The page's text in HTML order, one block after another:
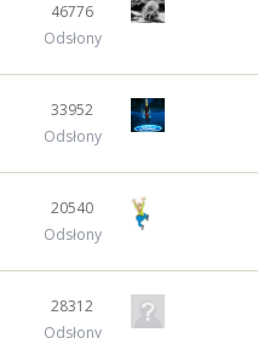
46776
Odsłony
33952
Odsłony
20540
Odsłony
28312
Odsłony